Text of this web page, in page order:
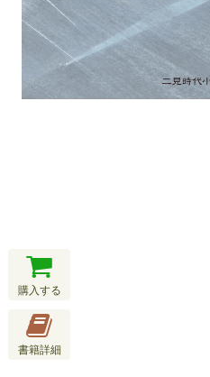
購入する
書籍詳細